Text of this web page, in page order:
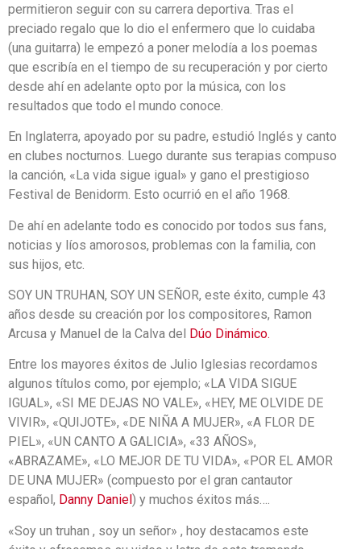
permitieron seguir con su carrera deportiva. Tras el
preciado regalo que lo dio el enfermero que lo cuidaba
(una guitarra) le empezó a poner melodía a los poemas
que escribía en el tiempo de su recuperación y por cierto
desde ahí en adelante opto por la música, con los
resultados que todo el mundo conoce.
En Inglaterra, apoyado por su padre, estudió Inglés y canto
en clubes nocturnos. Luego durante sus terapias compuso
la canción, «La vida sigue igual» y gano el prestigioso
Festival de Benidorm. Esto ocurrió en el año 1968.
De ahí en adelante todo es conocido por todos sus fans,
noticias y líos amorosos, problemas con la familia, con
sus hijos, etc.
SOY UN TRUHAN, SOY UN SEÑOR, este éxito, cumple 43
años desde su creación por los compositores, Ramon
Arcusa y Manuel de la Calva del Dúo Dinámico.
Entre los mayores éxitos de Julio Iglesias recordamos
algunos títulos como, por ejemplo; «LA VIDA SIGUE
IGUAL», «SI ME DEJAS NO VALE», «HEY, ME OLVIDE DE
VIVIR», «QUIJOTE», «DE NIÑA A MUJER», «A FLOR DE
PIEL», «UN CANTO A GALICIA», «33 AÑOS»,
«ABRAZAME», «LO MEJOR DE TU VIDA», «POR EL AMOR
DE UNA MUJER» (compuesto por el gran cantautor
español, Danny Daniel ) y muchos éxitos más….
«Soy un truhan , soy un señor» , hoy destacamos este